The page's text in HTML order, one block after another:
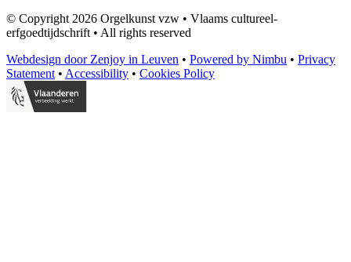
© Copyright 2026 Orgelkunst vzw • Vlaams cultureel-
erfgoedtijdschrift • All rights reserved
Webdesign door Zenjoy in Leuven • Powered by Nimbu • Privacy
Statement • Accessibility • Cookies Policy